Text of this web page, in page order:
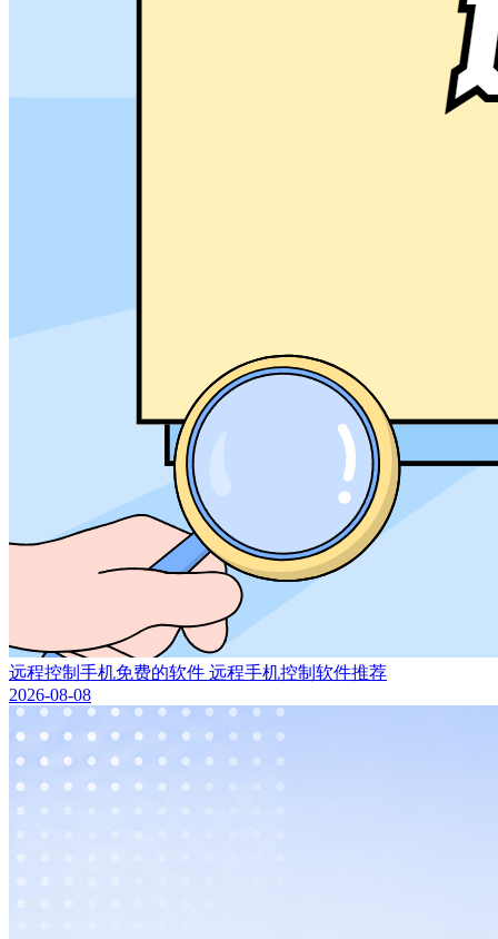
远程控制手机免费的软件 远程手机控制软件推荐
2026-08-08